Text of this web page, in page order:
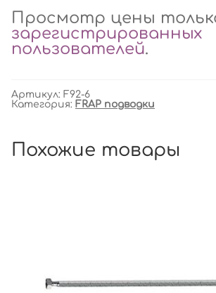
Просмотр цены
зарегистрированных
пользователей.
Артикул: F92-6
Категория: FRAP подводки
Похожие товары